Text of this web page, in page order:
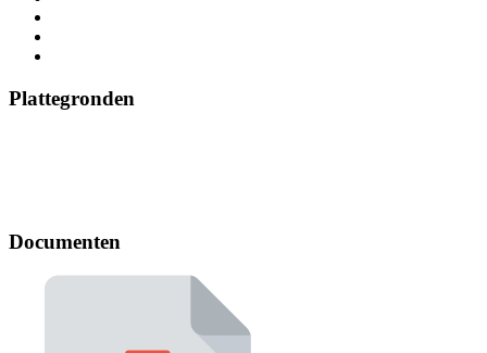
Plattegronden
Documenten